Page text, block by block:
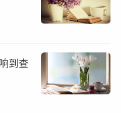
到查